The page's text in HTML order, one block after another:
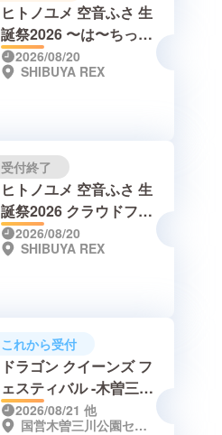
ヒトノユメ 空音ふさ 生
誕祭2026 〜は〜ちっち
のだいぼうけん〜
2026/08/20
SHIBUYA REX
受付終了
ヒトノユメ 空音ふさ 生
誕祭2026 クラウドファ
ンディング
2026/08/20
SHIBUYA REX
これから受付
ドラゴン クイーンズ フ
ェスティバル -木曽三川
アイドル夏祭り2026
2026/08/21 他
国営木曽三川公園センター（岐阜県海津市海津町油島255-3）